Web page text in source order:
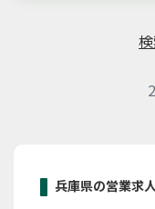
2
兵庫県の営業求